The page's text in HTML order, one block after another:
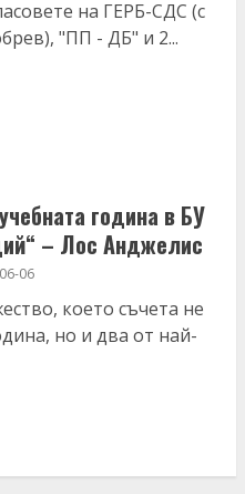
на ГЕРБ-СДС (с
"ПП - ДБ" и 2...
година в БУ
– Лос Анджелис
06
което съчета не
но и два от най-